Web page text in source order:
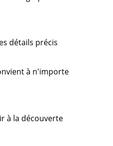
détails précis
à n'importe
à la découverte